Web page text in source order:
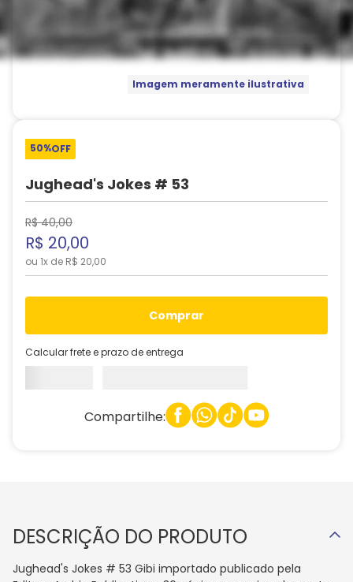
Imagem meramente ilustrativa
50%OFF
Jughead's Jokes # 53
R$ 40,00
R$ 20,00
ou 1x de R$ 20,00
comprar
Calcular frete e prazo de entrega
Compartilhe:
DESCRIÇÃO DO PRODUTO
Jughead's Jokes # 53 Gibi importado publicado pela